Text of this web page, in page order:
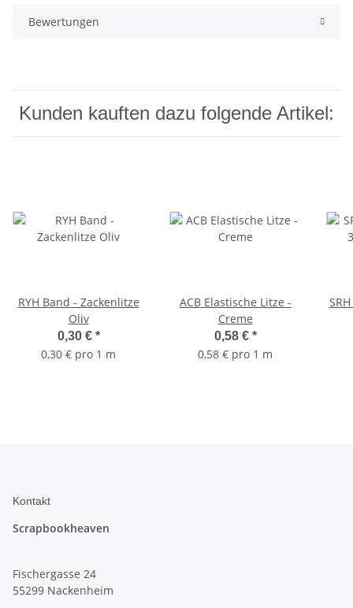
Bewertungen
Kunden kauften dazu folgende Artikel:
RYH Band - Zackenlitze
Oliv
0,30 € *
0,30 € pro 1 m
ACB Elastische Litze -
Creme
0,58 € *
0,58 € pro 1 m
Kontakt
Scrapbookheaven
Fischergasse 24
55299 Nackenheim